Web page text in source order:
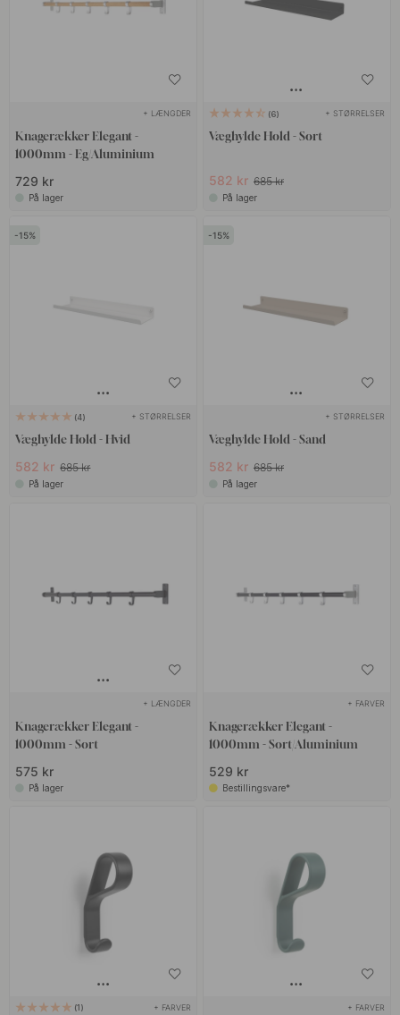
+ LÆNGDER
Knagerækker Elegant -
1000mm - Eg/Aluminium
729 kr
På lager
6 + STØRRELSER
Væghylde Hold - Sort
582 kr 685 kr
På lager
15
4 + STØRRELSER
Væghylde Hold - Hvid
582 kr 685 kr
På lager
15
+ STØRRELSER
Væghylde Hold - Sand
582 kr 685 kr
På lager
+ LÆNGDER
Knagerækker Elegant -
1000mm - Sort
575 kr
På lager
+ FARVER
Knagerækker Elegant -
1000mm - Sort/Aluminium
529 kr
Bestillingsvare*
1 + FARVER + FARVER